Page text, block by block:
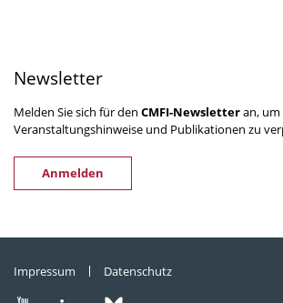
Newsletter
Melden Sie sich für den CMFI-Newsletteran, um
Veranstaltungshinweise und Publikationen zu
Anmelden
Impressum Datenschutz